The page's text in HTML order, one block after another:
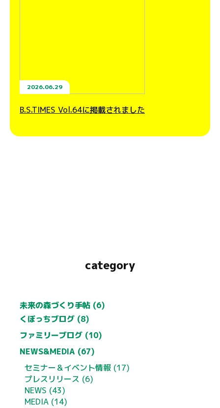
2026.06.29
B.S.TIMES Vol.64に掲載されました
category
未来の森づくり手帖 (6)
くぼっちブログ (8)
ファミリーブログ (10)
NEWS&MEDIA (67)
セミナー＆イベント情報 (17)
プレスリリース (6)
NEWS (43)
MEDIA (14)